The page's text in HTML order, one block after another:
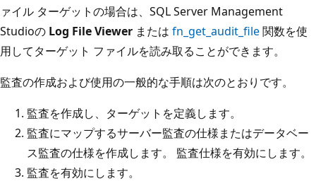
ァイル ターゲットの場合は、SQL Server Management
Studioの Log File Viewer または fn_get_audit_file関数を使
用してターゲット ファイルを読み取ることができます。
監査の作成および使用の一般的な手順は次のとおりです。
監査を作成し、ターゲットを定義します。
監査にマップするサーバー監査の仕様またはデータベー
ス監査の仕様を作成します。 監査仕様を有効にします。
監査を有効にします。